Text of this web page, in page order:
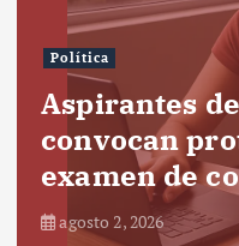
Política
Aspirantes
convocan
examen de
agosto 2, 2026